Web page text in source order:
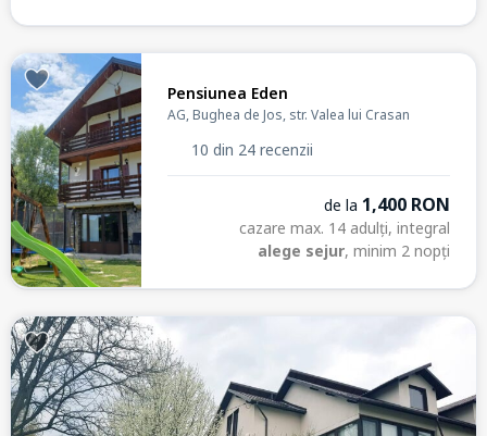
Pensiunea Eden
AG, Bughea de Jos, str. Valea lui Crasan
10 din 24 recenzii
de la 1,400 RON
cazare max. 14 adulți, integral
alege sejur, minim 2 nopți